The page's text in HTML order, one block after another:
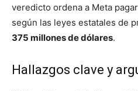
veredicto ordena a Meta
según las leyes estatales de
375 millones de dólares.
Hallazgos clave y